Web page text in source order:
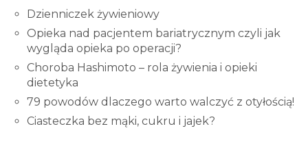
Dzienniczek żywieniowy
Opieka nad pacjentem bariatrycznym czyli jak
wygląda opieka po operacji?
Choroba Hashimoto – rola żywienia i opieki
dietetyka
79 powodów dlaczego warto walczyć z otyłością!
Ciasteczka bez mąki, cukru i jajek?